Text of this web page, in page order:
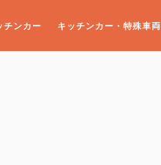
チンカー キッチンカー・特殊車両